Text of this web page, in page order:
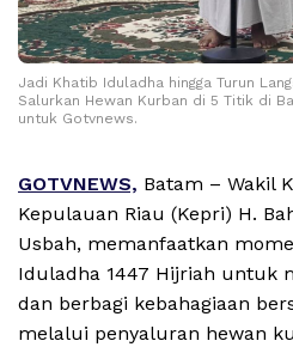
Jadi Khatib Iduladha hingga Turun
Salurkan Hewan Kurban di 5 Titik di
untuk Gotvnews.
GOTVNEWS, Batam – Wakil
Kepulauan Riau (Kepri) H.
Usbah, memanfaatkan
Iduladha 1447 Hijriah untuk
dan berbagi kebahagiaan
melalui penyaluran hewan